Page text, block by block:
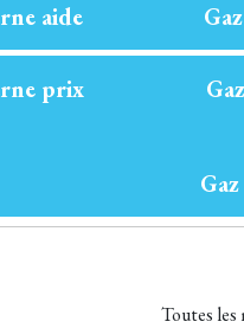
aide
prix
Toutes les